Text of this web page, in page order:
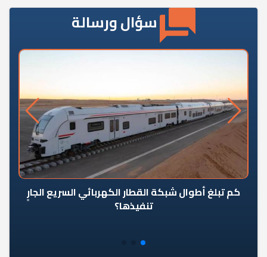
سؤال ورسالة
كم تبلغ أطوال شبكة القطار الكهربائي السريع الجارٍ
تنفيذها؟